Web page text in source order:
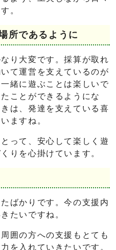
。
所であるように
り大変です。採算が取れ
て運営を支えているのが
緒に遊ぶことは楽しいで
ことができるようにな
は、発達を支えている喜
ますね。
って、安心して楽しく遊
りを心掛けています。
ばかりです。今の支援内
たいですね。
囲の方への支援もとても
を入れていきたいです。